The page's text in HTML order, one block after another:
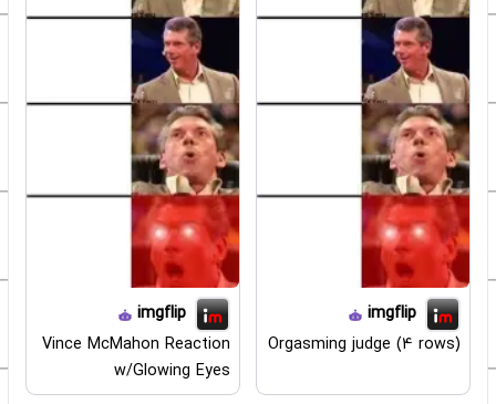
imgflip
Orgasming judge (4 rows)
imgflip
Vince McMahon Reaction
w/Glowing Eyes